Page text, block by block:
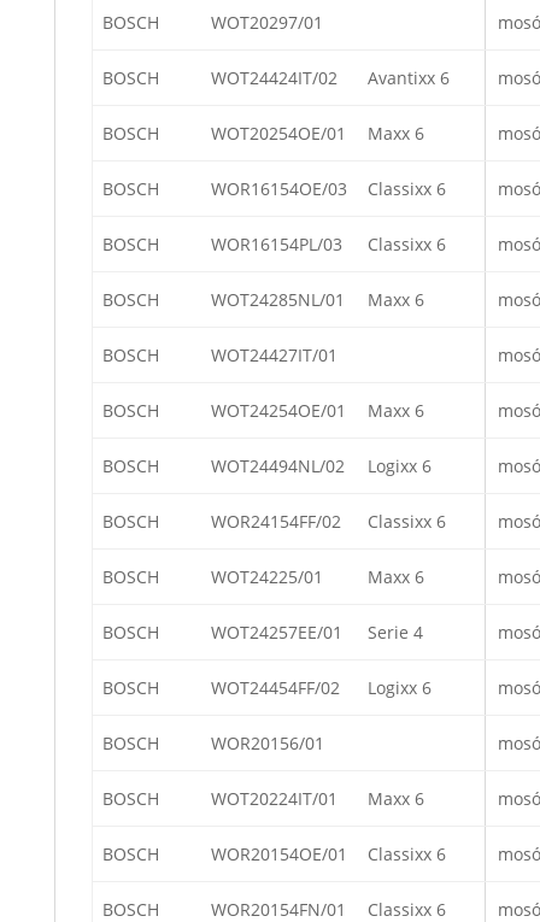
BOSCH WOT20297/01
BOSCH WOT24424IT/02 Avantixx 6
BOSCH WOT20254OE/01 Maxx 6
BOSCH WOR16154OE/03 Classixx 6
BOSCH WOR16154PL/03 Classixx 6
BOSCH WOT24285NL/01 Maxx 6
BOSCH WOT24427IT/01
BOSCH WOT24254OE/01 Maxx 6
BOSCH WOT24494NL/02 Logixx 6
BOSCH WOR24154FF/02 Classixx 6
BOSCH WOT24225/01 Maxx 6
BOSCH WOT24257EE/01 Serie 4
BOSCH WOT24454FF/02 Logixx 6
BOSCH WOR20156/01
BOSCH WOT20224IT/01 Maxx 6
BOSCH WOR20154OE/01 Classixx 6
BOSCH WOR20154FN/01 Classixx 6